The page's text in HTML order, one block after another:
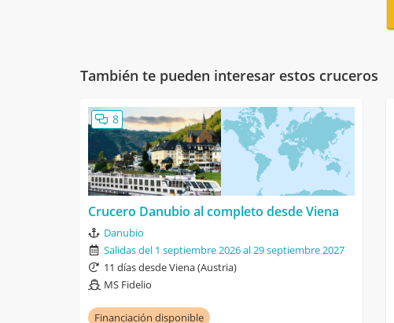
También te pueden interesar estos cruceros
8
Crucero Danubio al completo desde Viena
Danubio
Salidas del 1 septiembre 2026 al 29 septiembre 2027
11 días desde Viena (Austria)
MS Fidelio
Financiación disponible